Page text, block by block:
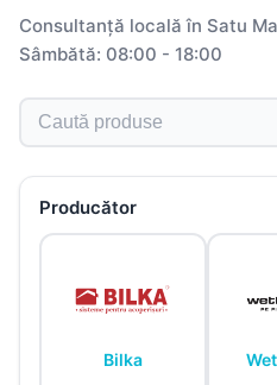
Consultanță locală în Satu
Sâmbătă: 08:00 - 18:00
Caută produse
Producător
Bilka